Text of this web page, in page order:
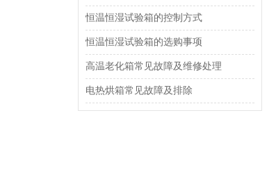
恒温恒湿试验箱的控制方式
恒温恒湿试验箱的选购事项
高温老化箱常见故障及维修处理
电热烘箱常见故障及排除